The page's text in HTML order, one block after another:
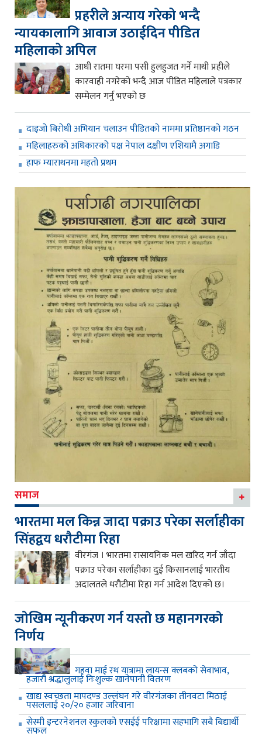
प्रहरीले अन्याय गरेको भन्दै
न्यायकालागि आवाज उठाईदिन पीडित
महिलाको अपिल
आधी रातमा घरमा पसी हुलहुजत गर्ने माथी प्रहीले
कारवाही नगरेको भन्दै आज पीडित महिलाले पत्रकार
सम्मेलन गर्नु भएको छ
दाइजो बिरोधी अभियान चलाउन पीडितको नाममा प्रतिष्ठानको गठन
महिलाहरुको अधिकारको पक्ष नेपाल दक्षीण एशियामै अगाडि
हाफ म्याराथनमा महतो प्रथम
समाज
भारतमा मल किन्न जादा पक्राउ परेका सर्लाहीका
सिंहद्वय धरौटीमा रिहा
वीरगंज । भारतमा रासायनिक मल खरिद गर्न जाँदा
पक्राउ परेका सर्लाहीका दुई किसानलाई भारतीय
अदालतले धरौटीमा रिहा गर्न आदेश दिएको छ।
जाेखिम न्यूनीकरण गर्न यस्ताे छ महानगरकाे
निर्णय
गहवा माई रथ यात्रामा लायन्स क्लबको सेवाभाव,
हजारौं श्रद्धालुलाई निःशुल्क खानेपानी वितरण
खाद्य स्वच्छता मापदण्ड उल्लंघन गरे वीरगंजका तीनवटा मिठाई
पसललाई २०/२० हजार जरिवाना
सेस्मी इन्टरनेशनल स्कुलको एसईई परिक्षामा सहभागि सबै बिद्यार्थी
सफल